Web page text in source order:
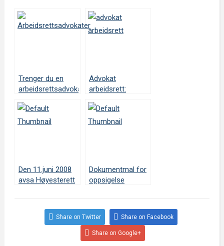
Trenger du en
arbeidsrettsadvokat?
Advokat
arbeidsrett:
Den 11.juni 2008
avsa Høyesterett
vedrørende tips
på arbeidsstedet
Dokumentmal for
oppsigelse
virksomhetens
forhold
Share on Twitter Share on Facebook
Share on Google+